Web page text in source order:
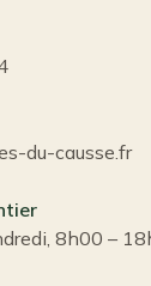
du-causse.fr
8h00 –